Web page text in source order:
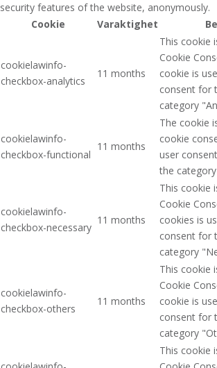
security features of the website, anonymously.
Cookie
Varaktighet
cookielawinfo-
checkbox-analytics
11 months
This cookie
Cookie
cookie is
consent for
category
cookielawinfo-
checkbox-functional
11 months
The cookie
cookie
user
the
cookielawinfo-
checkbox-necessary
11 months
This cookie
Cookie
cookies is
consent for
category
cookielawinfo-
checkbox-others
11 months
This cookie
Cookie
cookie is
consent for
category
This cookie